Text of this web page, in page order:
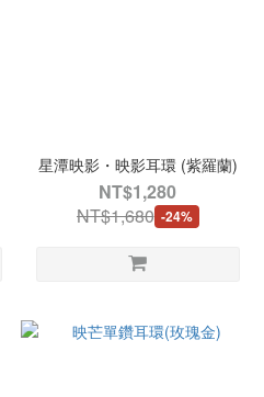
星潭映影・映影耳環 (紫羅蘭)
NT$1,280
NT$1,680 -24%